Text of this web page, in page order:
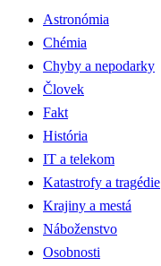
Astronómia
Chémia
Chyby a nepodarky
Človek
Fakt
História
IT a telekom
Katastrofy a tragédie
Krajiny a mestá
Náboženstvo
Osobnosti